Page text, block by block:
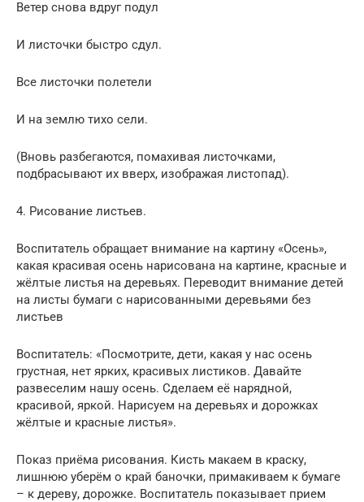
Ветер снова вдруг подул
И листочки быстро сдул.
Все листочки полетели
И на землю тихо сели.
(Вновь разбегаются, помахивая листочками,
подбрасывают их вверх, изображая листопад).
4. Рисование листьев.
Воспитатель обращает внимание на картину «Осень»,
какая красивая осень нарисована на картине, красные и
жёлтые листья на деревьях. Переводит внимание детей
на листы бумаги с нарисованными деревьями без
листьев
Воспитатель: «Посмотрите, дети, какая у нас осень
грустная, нет ярких, красивых листиков. Давайте
развеселим нашу осень. Сделаем её нарядной,
красивой, яркой. Нарисуем на деревьях и дорожках
жёлтые и красные листья».
Показ приёма рисования. Кисть макаем в краску,
лишнюю уберём о край баночки, примакиваем к бумаге
– к дереву, дорожке. Воспитатель показывает прием